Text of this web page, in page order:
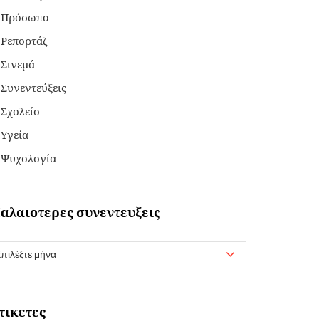
Πρόσωπα
Ρεπορτάζ
Σινεμά
Συνεντεύξεις
Σχολείο
Υγεία
Ψυχολογία
συνεντευξεις